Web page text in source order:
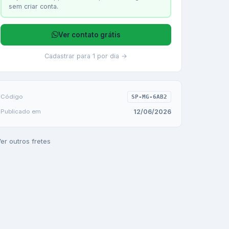
sem criar conta.
Ver contato grátis
Cadastrar para 1 por dia →
Código SP-MG-6AB2
Publicado em 12/06/2026
outros fretes